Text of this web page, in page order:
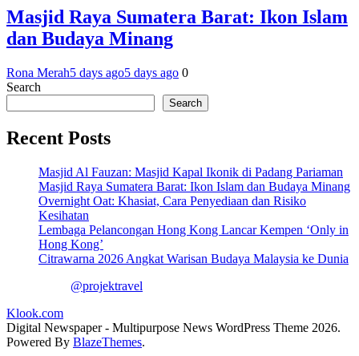
Masjid Raya Sumatera Barat: Ikon Islam
dan Budaya Minang
Rona Merah5 days ago5 days ago 0
Search
Search
Recent Posts
Masjid Al Fauzan: Masjid Kapal Ikonik di Padang Pariaman
Masjid Raya Sumatera Barat: Ikon Islam dan Budaya Minang
Overnight Oat: Khasiat, Cara Penyediaan dan Risiko
Kesihatan
Lembaga Pelancongan Hong Kong Lancar Kempen ‘Only in
Hong Kong’
Citrawarna 2026 Angkat Warisan Budaya Malaysia ke Dunia
@projektravel
Klook.com
Digital Newspaper - Multipurpose News WordPress Theme 2026.
Powered By BlazeThemes.